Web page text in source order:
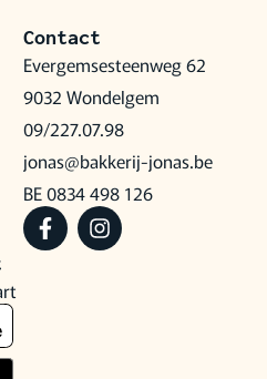
Contact
Evergemsesteenweg 62
9032 Wondelgem
09/227.07.98
jonas@bakkerij-jonas.be
BE 0834 498 126